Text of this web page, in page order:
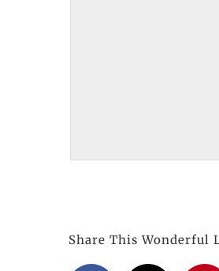
Share This Wonderful